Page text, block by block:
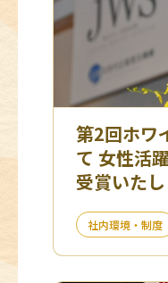
第2回ホワ
て 女性活
受賞いたし
社内環境・制度